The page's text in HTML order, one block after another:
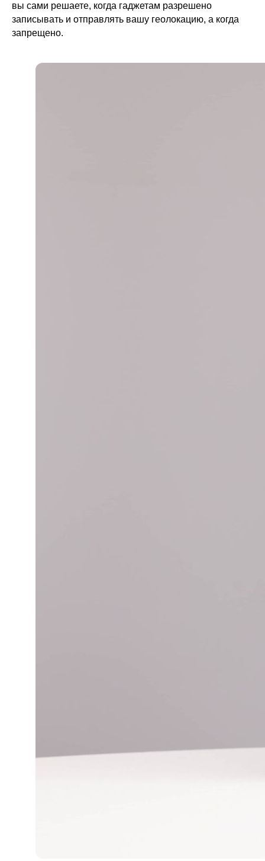
вы сами решаете, когда гаджетам разрешено
записывать и отправлять вашу геолокацию, а когда
запрещено.
Частые вопросы